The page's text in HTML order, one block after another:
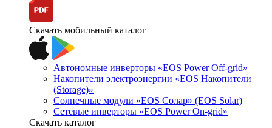
Скачать мобильный каталог
Автономные инверторы «EOS Power Off-grid»
Накопители электроэнергии «EOS Накопители
(Storage)»
Солнечные модули «EOS Солар» (EOS Solar)
Сетевые инверторы «EOS Power On-grid»
Скачать каталог